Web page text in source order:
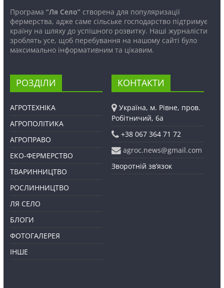
Програма “Ля Село”створена для популяризації
фермерства, адже саме сільське господарство підтримує
країну на шляху до успішного розвитку. Наші журналісти
зроблять усе, щоб перебування на нашому сайті було
максимально інформативним та цікавим.
РОЗДІЛИ
АГРОТЕХНІКА
АГРОПОЛІТИКА
АГРОПРАВО
ЕКО-ФЕРМЕРСТВО
ТВАРИННИЦТВО
РОСЛИННИЦТВО
ЛЯ СЕЛО
БЛОГИ
ФОТОГАЛЕРЕЯ
ІНШЕ
КОНТАКТИ
Україна, м. Рівне, пров.
Робітничий, 6а
+38 067 364 71 72
agroc.news@gmail.com
Зворотній зв’язок